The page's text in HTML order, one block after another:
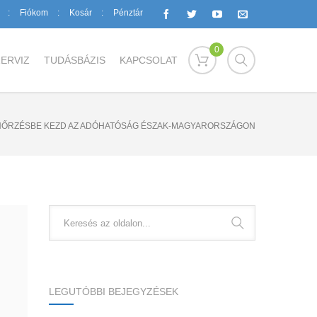
Fiókom Kosár Pénztár
0
TUDÁSBÁZIS KAPCSOLAT
KEZD AZ ADÓHATÓSÁG ÉSZAK-MAGYARORSZÁGON
LEGUTÓBBI BEJEGYZÉSEK